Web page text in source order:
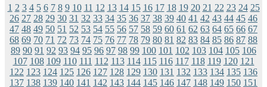
1 2 3 4 5 6 7 8 9 10 11 12 13 14 15 16 17 18 19 20 21 22 23 24 25
26 27 28 29 30 31 32 33 34 35 36 37 38 39 40 41 42 43 44 45 46
47 48 49 50 51 52 53 54 55 56 57 58 59 60 61 62 63 64 65 66 67
68 69 70 71 72 73 74 75 76 77 78 79 80 81 82 83 84 85 86 87 88
89 90 91 92 93 94 95 96 97 98 99 100 101 102 103 104 105 106
107 108 109 110 111 112 113 114 115 116 117 118 119 120 121
122 123 124 125 126 127 128 129 130 131 132 133 134 135 136
137 138 139 140 141 142 143 144 145 146 147 148 149 150 151